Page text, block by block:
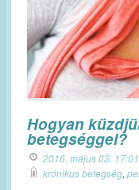
Hogyan
betegséggel?
2016. május 03. 17:01
krónikus betegség,